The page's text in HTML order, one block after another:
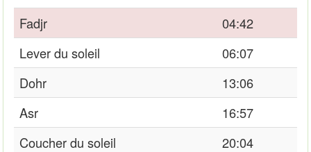
Fadjr
04:42
Lever du soleil
06:07
Dohr
13:06
Asr
16:57
Coucher du soleil
20:04